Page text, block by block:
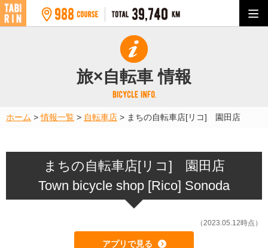
旅×自転車 情報
ホーム >情報一覧 > 自転車店 > まちの自転車店[リコ] 園田店
まちの自転車店[リコ] 園田店
Town bicycle shop [Rico] Sonoda
（2023.05.12時点）
アプリで見る